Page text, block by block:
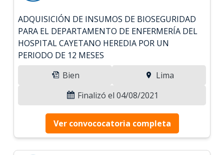
ADQUISICIÓN DE INSUMOS DE BIOSEGURIDAD
PARA EL DEPARTAMENTO DE ENFERMERÍA DEL
HOSPITAL CAYETANO HEREDIA POR UN
PERIODO DE 12 MESES
Bien
Lima
Finalizó el 04/08/2021
Ver convococatoria completa